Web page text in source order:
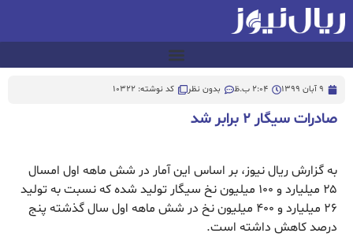
9 آبان 1399 2:04 ب.ظ بدون نظر کد نوشته: 10322
صادرات سیگار ۲ برابر شد
به گزارش ریال نیوز، بر اساس این آمار در شش ماهه اول امسال
۲۵ میلیارد و ۱۰۰ میلیون نخ سیگار تولید شده که نسبت به تولید
۲۶ میلیارد و ۴۰۰ میلیون نخ در شش ماهه اول سال گذشته پنج
درصد کاهش داشته است.